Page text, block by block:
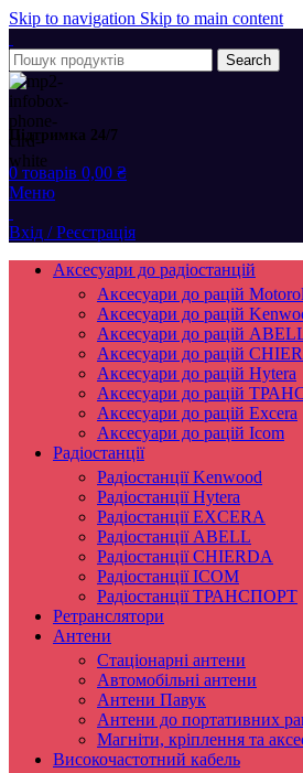
Skip to navigation Skip to main content
Search
Підтримка 24/7
0 товарів 0,00 ₴
Меню
Вхід / Реєстрація
Аксесуари до радіостанцій
Аксесуари до рацій
Аксесуари до рацій
Аксесуари до рацій
Аксесуари до рацій
Аксесуари до рацій Hytera
Аксесуари до рацій
Аксесуари до рацій Excera
Аксесуари до рацій Icom
Радіостанції
Радіостанції Kenwood
Радіостанції Hytera
Радіостанції EXCERA
Радіостанції ABELL
Радіостанції CHIERDA
Радіостанції ICOM
Радіостанції ТРАНСПОРТ
Ретранслятори
Антени
Стаціонарні антени
Автомобільні антени
Антени Павук
Антени до портативних
Магніти, кріплення та
Високочастотний кабель